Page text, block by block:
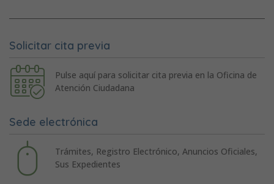
Solicitar cita previa
Pulse aquí para solicitar cita previa en la Oficina de
Atención Ciudadana
Sede electrónica
Trámites, Registro Electrónico, Anuncios Oficiales,
Sus Expedientes